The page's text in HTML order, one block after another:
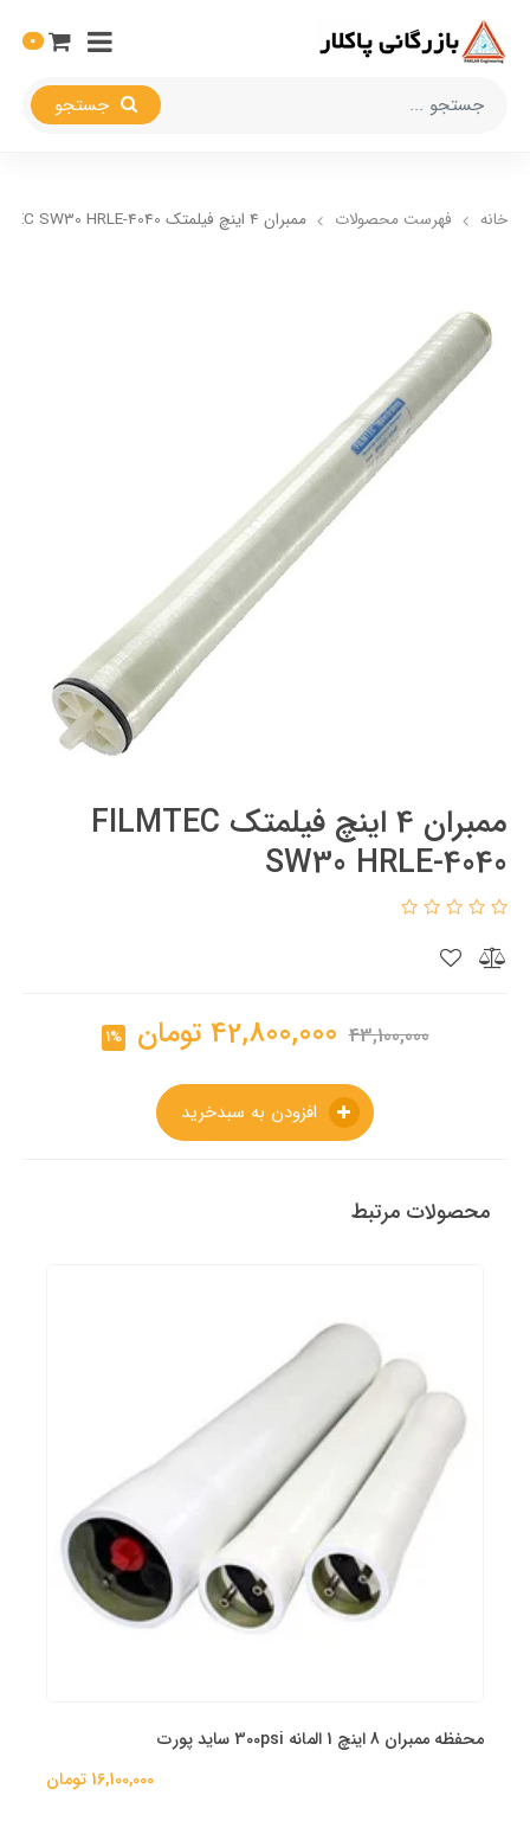
0
خانه فهرست محصولات ممبران 4 اینچ فیلمتک FILMTEC SW30 HRLE-4040
ممبران 4 اینچ فیلمتک FILMTEC
SW30 HRLE-4040
43,100,000
42,800,000 تومان 1%
محصولات مرتبط
محفظه ممبران 8 اینچ 1 المانه 300psi ساید پورت
16,100,000 تومان